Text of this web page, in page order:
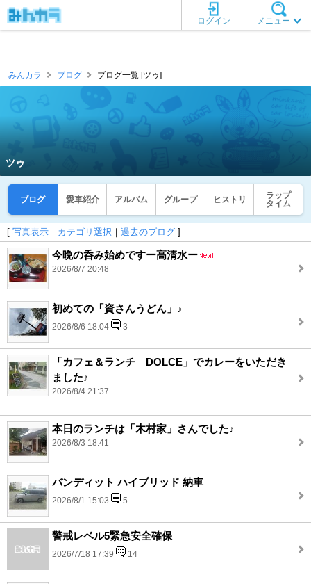
メニュー
ログイン
みんカラ ブログ ブログ一覧 [ツゥ]
ツゥ
ブログ 愛車紹介 アルバム グループ ヒストリ
ラップ
タイム
[ 写真表示 ｜ カテゴリ選択 ｜ 過去のブログ ]
今晩の呑み始めですー高清水ー
2026/8/7 20:48
初めての「資さんうどん」♪
2026/8/6 18:04 3
「カフェ＆ランチ DOLCE」でカレーをいただき
ました♪
2026/8/4 21:37
本日のランチは「木村家」さんでした♪
2026/8/3 18:41
バンディット ハイブリッド 納車
2026/8/1 15:03 5
警戒レベル5緊急安全確保
2026/7/18 17:39 14